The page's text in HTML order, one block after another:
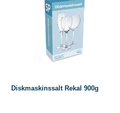
Diskmaskinssalt Rekal 900g